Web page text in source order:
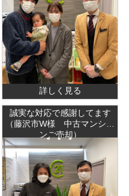
詳しく見る
誠実な対応で感謝してます
（藤沢市W様 中古マンショ
ンご売却）